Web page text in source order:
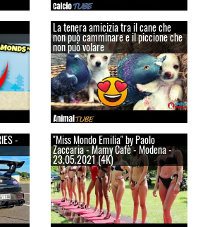
La tenera amicizia tra il cane che
non può camminare e il piccione che
non può volare
- "Miss Mondo Emilia" by Paolo
Zaccaria - Mamy Cafè - Modena -
23.05.2021 (4K)